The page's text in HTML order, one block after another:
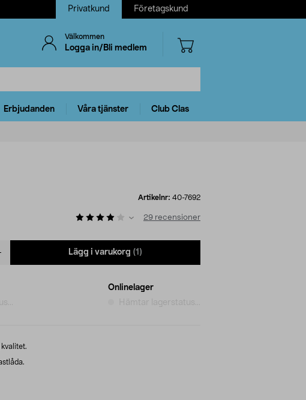
Privatkund Företagskund
Välkommen
Logga in/Bli medlem
Erbjudanden Våra tjänster Club Clas
Artikelnr: 40-7692
29 recensioner
Lägg i varukorg (1)
Onlinelager
Hämtar lagerstatus...